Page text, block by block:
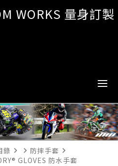
WORKS 量身訂製
錄 navigate_next navigate_next 防摔手套 navigate_next
GLOVES 防水手套